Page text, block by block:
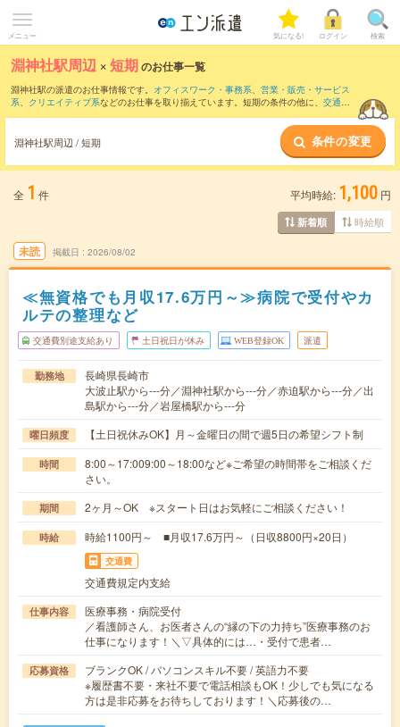
メニュー 気になる! ログイン 検索
淵神社駅周辺 ×短期のお仕事一覧
淵神社駅の派遣のお仕事情報です。 オフィスワーク・事務系、 営業・販売・サービス
系、 クリエイティブ系などのお仕事を取り揃えています。短期の条件の他に、 交通費
淵神社駅周辺 / 短期 条件の変更
全 1 件 平均時給: 1,100 円
新着順 時給順
未読 掲載日 2026/08/02
≪無資格でも月収17.6万円～≫病院で受付やカ
ルテの整理など
交通費別途支給あり 土日祝日が休み WEB登録OK 派遣
勤務地
長崎県長崎市
大波止駅から---分／淵神社駅から---分／赤迫駅から---分／出
島駅から---分／岩屋橋駅から---分
曜日頻度 【土日祝休みOK】月～金曜日の間で週5日の希望シフト制
時間
8:00～17:009:00～18:00など※ご希望の時間帯をご相談くだ
さい。
期間 2ヶ月～OK ※スタート日はお気軽にご相談ください！
時給 時給1100円～ ■月収17.6万円～（日収8800円×20日）
交通費
交通費規定内支給
仕事内容
医療事務・病院受付
／看護師さん、お医者さんの“縁の下の力持ち”医療事務のお
仕事になります！＼▽具体的には…・受付で患者…
応募資格
ブランクOK / パソコンスキル不要 / 英語力不要
※履歴書不要・来社不要で電話相談もOK！少しでも気になる
方は是非応募をお待ちしております！＼応募後の…